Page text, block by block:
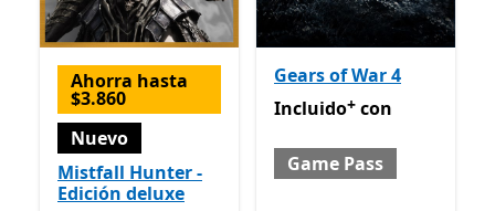
Ahorra hasta
$3.860
Nuevo
Mistfall Hunter -
Edición deluxe
Gears of War 4
Incluido con Game Pass
Incluido+ con
Game Pass